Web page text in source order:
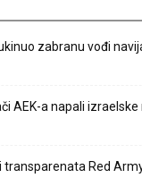
zabranu vođi
AEK-a napali izraelske
transparenata Red